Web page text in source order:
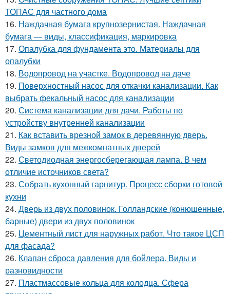
ТОПАС для частного дома
16. Наждачная бумага крупнозернистая. Наждачная
бумага — виды, классификация, маркировка
17. Опалубка для фундамента это. Материалы для
опалубки
18. Водопровод на участке. Водопровод на даче
19. Поверхностный насос для откачки канализации. Как
выбрать фекальный насос для канализации
20. Система канализации для дачи. Работы по
устройству внутренней канализации
21. Как вставить врезной замок в деревянную дверь.
Виды замков для межкомнатных дверей
22. Светодиодная энергосберегающая лампа. В чем
отличие источников света?
23. Собрать кухонный гарнитур. Процесс сборки готовой
кухни
24. Дверь из двух половинок. Голландские (конюшенные,
барные) двери из двух половинок
25. Цементный лист для наружных работ. Что такое ЦСП
для фасада?
26. Клапан сброса давления для бойлера. Виды и
разновидности
27. Пластмассовые кольца для колодца. Сфера